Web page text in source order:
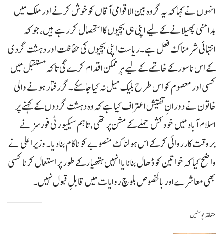
انہوں نے کہا کہ یہ گروہ بین الاقوامی آقاں کو خوش کرنے اور ملک میں
بدامنی پھیلانے کے لیے اپنی ہی بچیوں کا استحصال کر رہے ہیں، جو کہ
انتہائی شرمناک فعل ہے۔ریاست اپنی بچیوں کی حفاظت اور دہشت گردی
کے اس ناسور کے خاتمے کے لیے ہر ممکن اقدام کرے گی تاکہ مستقبل میں
کسی اور معصوم کو اس طرح بلیک میل نہ کیا جا سکے۔گررفتار ہونے والی
خاتون نے دورانِ تفتیش اعتراف کیا ہے کہ وہ دہشت گردوں کے کہنے پر
اسلام آباد میں خودکش حملے کے مشن پر تھی، تاہم سیکیورٹی فورسز نے
بروقت کارروائی کر کے اس ہولناک منصوبے کو ناکام بنا دیا۔ وزیراعلی نے
واضح کیا کہ خواتین کو ڈھال بنانا یا انہیں ہتھیار کے طور پر استعمال کرنا کسی
بھی معاشرے اور بالخصوص بلوچ روایات میں قابلِ قبول نہیں۔
متعلقہ پوسٹیں